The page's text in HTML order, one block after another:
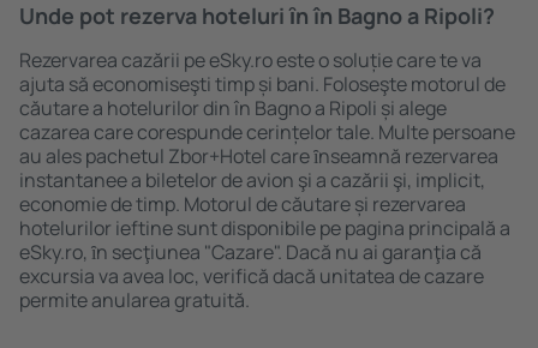
Unde pot rezerva hoteluri ȋn în Bagno a Ripoli?
Rezervarea cazării pe eSky.ro este o soluție care te va
ajuta să economiseşti timp și bani. Foloseşte motorul de
căutare a hotelurilor din în Bagno a Ripoli și alege
cazarea care corespunde cerințelor tale. Multe persoane
au ales pachetul Zbor+Hotel care ȋnseamnă rezervarea
instantanee a biletelor de avion şi a cazării şi, implicit,
economie de timp. Motorul de căutare și rezervarea
hotelurilor ieftine sunt disponibile pe pagina principală a
eSky.ro, ȋn secţiunea "Cazare". Dacă nu ai garanţia că
excursia va avea loc, verifică dacă unitatea de cazare
permite anularea gratuită.